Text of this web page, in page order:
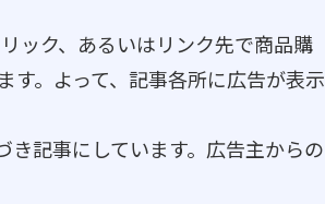
ック、あるいはリンク先で商品購
す。よって、記事各所に広告が表示
記事にしています。広告主からの